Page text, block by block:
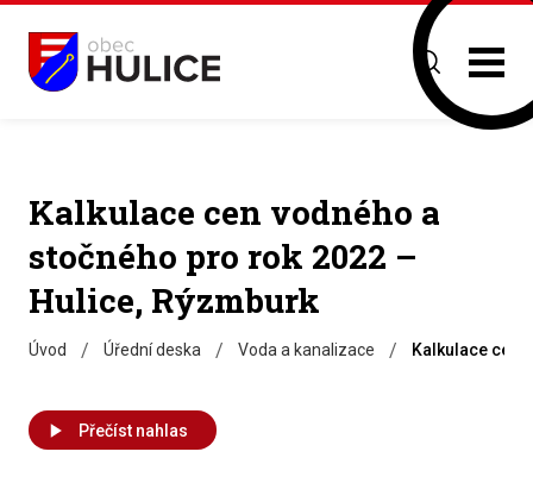
Kalkulace cen vodného a
stočného pro rok 2022 –
Hulice, Rýzmburk
Úvod / Úřední deska / Voda a kanalizace / Kalkulace cen
Přečíst nahlas